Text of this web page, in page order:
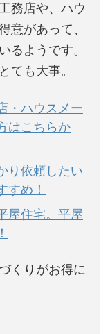
務店や、ハウ
意があって、
るようです。
ても大事。
・ハウスメー
はこちらか
り依頼したい
すめ！
屋住宅。平屋
くりがお得に